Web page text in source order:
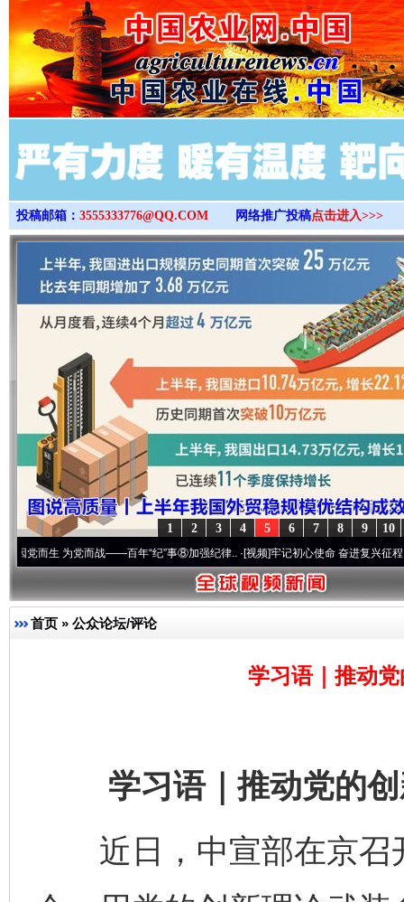
>
投稿邮箱： 3555333776@QQ.COM 网络推广投稿点击进入>>>
10
9
8
7
6
5
4
3
2
1
为党而战——百年“纪”事⑧加强纪律..·[视频]牢记初心使命 奋进复兴征程丨“转折之
首页 » 公众论坛/评论
学习语｜推动
学习语｜推动党的创
近日，中宣部在京召